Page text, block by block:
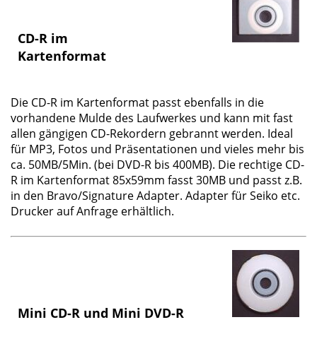
CD-R im
Kartenformat
Die CD-R im Kartenformat passt ebenfalls in die
vorhandene Mulde des Laufwerkes und kann mit fast
allen gängigen CD-Rekordern gebrannt werden. Ideal
für MP3, Fotos und Präsentationen und vieles mehr bis
ca. 50MB/5Min. (bei DVD-R bis 400MB). Die rechtige CD-
R im Kartenformat 85x59mm fasst 30MB und passt z.B.
in den Bravo/Signature Adapter. Adapter für Seiko etc.
Drucker auf Anfrage erhältlich.
Mini CD-R und Mini DVD-R